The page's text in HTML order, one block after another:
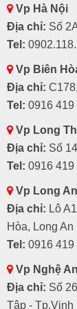
Vp Hà Nội
Địa chỉ: Số
Tel:
Vp Biên
Địa chỉ:
Tel: 0916 419
Vp Long
Địa chỉ: Số
Tel: 0916 419
Vp Long An
Địa chỉ: Lô
Hòa, Long An
Tel: 0916 419
Vp Nghệ An
Địa chỉ: Số
Tập - Tp.Vinh